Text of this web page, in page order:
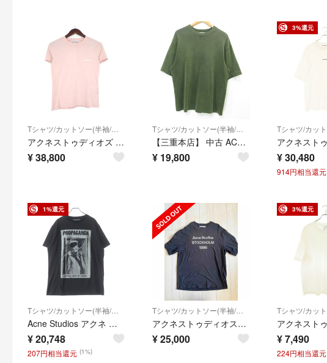
Tシャツ/カットソー(半袖/袖なし)
アクネストゥディオズ Acne Studios 【 RW UX TSHI000010 】 フロント ロゴ 刺繍 半袖 Tシャツ w27534
¥38,800
Tシャツ/カットソー(半袖/袖なし)
【三重本店】 中古 ACNE STUDIOS | アクネストゥディオズ Extorr Cotton-Jersey T-Shirt エクストラコットンジャージー半袖Tシャツ ガーメントダイ加工 FN-MN-TSHI000458 カーキグリーン サイズ：S 【108】
¥ 19,800
3%還元
¥30,480
914円相当還元
1%還元
Tシャツ/カットソー(半袖/袖なし)
Acne Studios アクネ ストゥディオズ 20SS Propaganda Erice Magazine TEE 半袖Tシャツ カットソー ブラウン/ブラック
¥20,748
207円相当還元 (1%)
Tシャツ/カットソー(半袖/袖なし)
アクネストゥディオス Tシャツ
¥25,000
3%還元
¥7,490
224円相当還元